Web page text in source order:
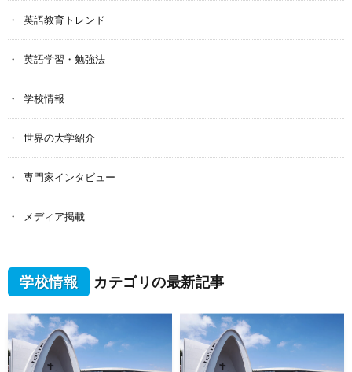
英語教育トレンド
英語学習・勉強法
学校情報
世界の大学紹介
専門家インタビュー
メディア掲載
学校情報 カテゴリの最新記事